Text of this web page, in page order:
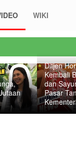
WIKI
Ditjen
Kembali
dan
Pasar